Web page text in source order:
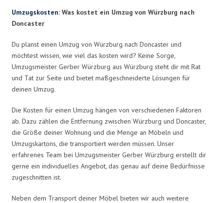
Umzugskosten: Was kostet ein Umzug von Würzburg nach
Doncaster
Du planst einen Umzug von Würzburg nach Doncaster und
möchtest wissen, wie viel das kosten wird? Keine Sorge,
Umzugsmeister Gerber Würzburg aus Würzburg steht dir mit Rat
und Tat zur Seite und bietet maßgeschneiderte Lösungen für
deinen Umzug.
Die Kosten für einen Umzug hängen von verschiedenen Faktoren
ab. Dazu zählen die Entfernung zwischen Würzburg und Doncaster,
die Größe deiner Wohnung und die Menge an Möbeln und
Umzugskartons, die transportiert werden müssen. Unser
erfahrenes Team bei Umzugsmeister Gerber Würzburg erstellt dir
gerne ein individuelles Angebot, das genau auf deine Bedürfnisse
zugeschnitten ist.
Neben dem Transport deiner Möbel bieten wir auch weitere